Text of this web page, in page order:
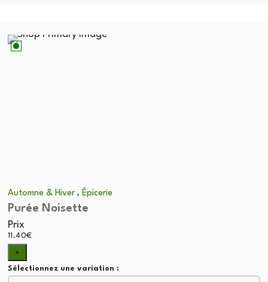
Automne & Hiver , Épicerie
Purée Noisette
Prix
11.40€
+
Sélectionnez une variation :